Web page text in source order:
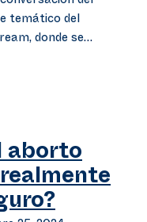
del
temático del
donde se…
aborto
realmente